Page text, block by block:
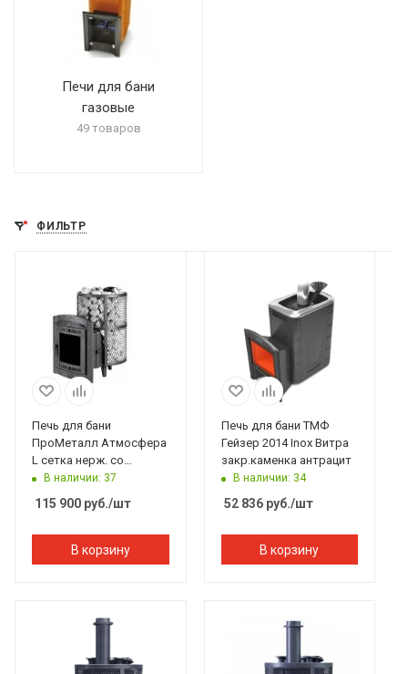
Печи для бани
газовые
49 товаров
ФИЛЬТР
Печь для бани
ПроМеталл Атмосфера
L сетка нерж. со
стеклом
В наличии: 37
115 900 руб./шт
В корзину
Печь для бани ТМФ
Гейзер 2014 Inox Витра
закр.каменка антрацит
В наличии: 34
52 836руб./шт
В корзину